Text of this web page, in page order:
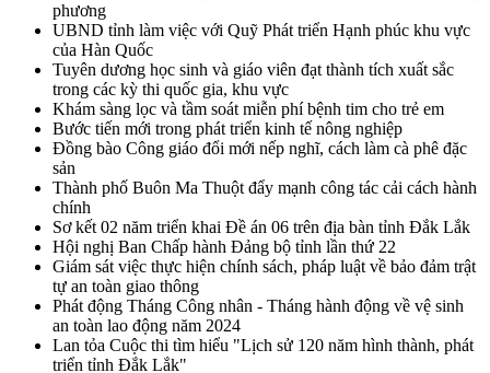
phương
UBND tỉnh làm việc với Quỹ Phát triển Hạnh phúc khu vực
của Hàn Quốc
Tuyên dương học sinh và giáo viên đạt thành tích xuất sắc
trong các kỳ thi quốc gia, khu vực
Khám sàng lọc và tầm soát miễn phí bệnh tim cho trẻ em
Bước tiến mới trong phát triển kinh tế nông nghiệp
Đồng bào Công giáo đổi mới nếp nghĩ, cách làm cà phê đặc
sản
Thành phố Buôn Ma Thuột đẩy mạnh công tác cải cách hành
chính
Sơ kết 02 năm triển khai Đề án 06 trên địa bàn tỉnh Đắk Lắk
Hội nghị Ban Chấp hành Đảng bộ tỉnh lần thứ 22
Giám sát việc thực hiện chính sách, pháp luật về bảo đảm trật
tự an toàn giao thông
Phát động Tháng Công nhân - Tháng hành động về vệ sinh
an toàn lao động năm 2024
Lan tỏa Cuộc thi tìm hiểu "Lịch sử 120 năm hình thành, phát
triển tỉnh Đắk Lắk"